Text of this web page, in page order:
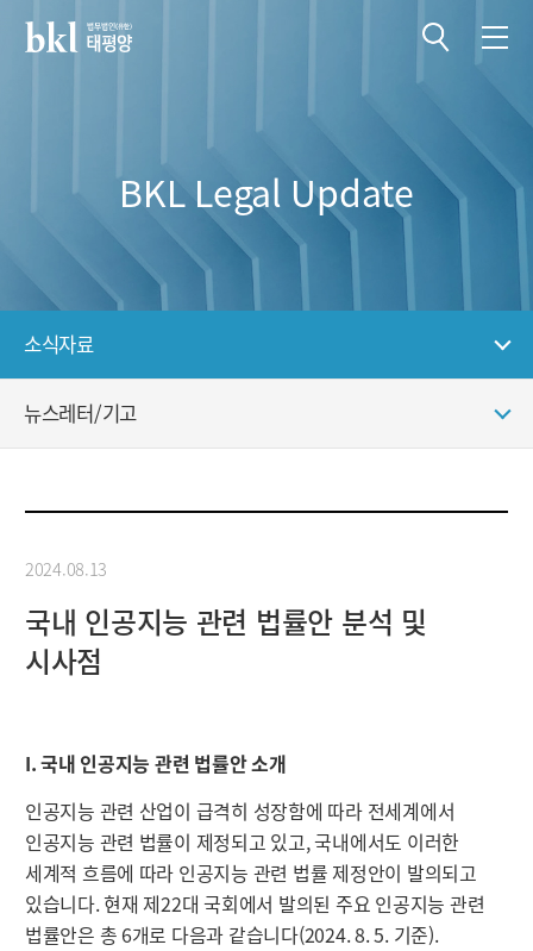
BKL Legal Update
소식자료
뉴스레터/기고
2024.08.13
국내 인공지능 관련 법률안 분석 및
시사점
I. 국내 인공지능 관련 법률안 소개
인공지능 관련 산업이 급격히 성장함에 따라 전세계에서
인공지능 관련 법률이 제정되고 있고, 국내에서도 이러한
세계적 흐름에 따라 인공지능 관련 법률 제정안이 발의되고
있습니다. 현재 제22대 국회에서 발의된 주요 인공지능 관련
법률안은 총 6개로 다음과 같습니다(2024. 8. 5. 기준).